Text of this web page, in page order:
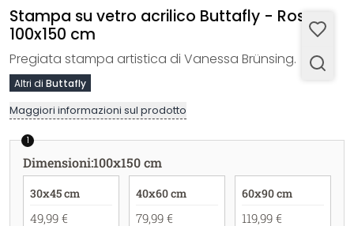
Stampa su vetro acrilico Buttafly - Rosa -
100x150 cm
Pregiata stampa artistica di Vanessa Brünsing.
Altri di Buttafly
Maggiori informazioni sul prodotto
1
Dimensioni:100x150 cm
30x45 cm
49,99 €
40x60 cm
79,99 €
60x90 cm
119,99 €